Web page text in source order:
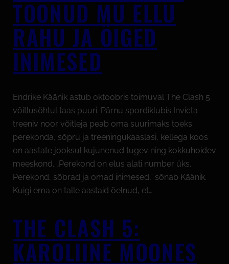
TOONUD MU ELLU
RAHU JA ÕIGED
INIMESED
Endrike Käänik astub oktoobris toimuval The Clash 5
võitlusõhtul taas puuri. Pärnu spordiklubis Invicta
treeniv noor võitleja peab oma suurimaks toeks
perekonda, sõpru ja treeningukaaslasi, kellega koos
on aastate jooksul kujunenud tugev ning kokkuhoidev
meeskond. „Perekond on elus alati number üks.
Perekond, sõbrad ja omad inimesed,“ sõnab Käänik.
Kuigi ema on talle aastaid öelnud, et…
THE CLASH 5:
KAROLIINE MOONES